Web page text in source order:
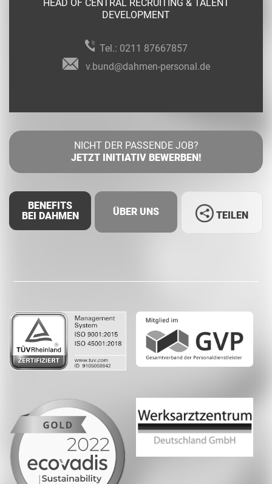
HEAD OF CENTRAL RECRUITING & TALENT
DEVELOPMENT
Tel.: 0211 87667857
v.bund@dahmen-personal.de
NICHT DER PASSENDE JOB?
JETZT INITIATIV BEWERBEN!
BENEFITS
BEI DAHMEN
ÜBER UNS TEILEN